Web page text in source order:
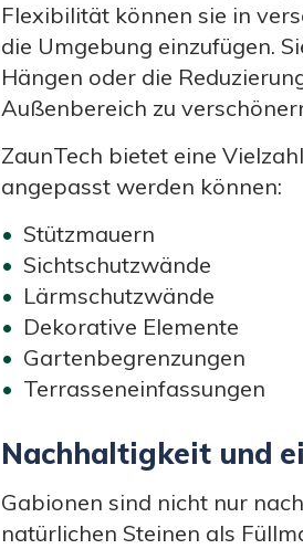
Flexibilität können sie in
die Umgebung einzufügen.
Hängen oder die
Außenbereich zu
ZaunTech bietet eine
angepasst werden können:
Stützmauern
Sichtschutzwände
Lärmschutzwände
Dekorative Elemente
Gartenbegrenzungen
Terrasseneinfassungen
Nachhaltigkeit und
Gabionen sind nicht nur
natürlichen Steinen als